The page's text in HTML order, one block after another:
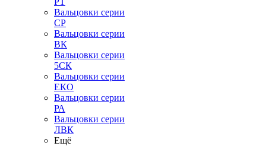
Вальцовки серии
СР
Вальцовки серии
ВК
Вальцовки серии
5СК
Вальцовки серии
ЕКО
Вальцовки серии
РА
Вальцовки серии
ЛВК
Ещё